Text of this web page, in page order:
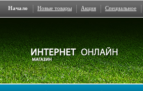
Начало Новые товары Акция Специальное